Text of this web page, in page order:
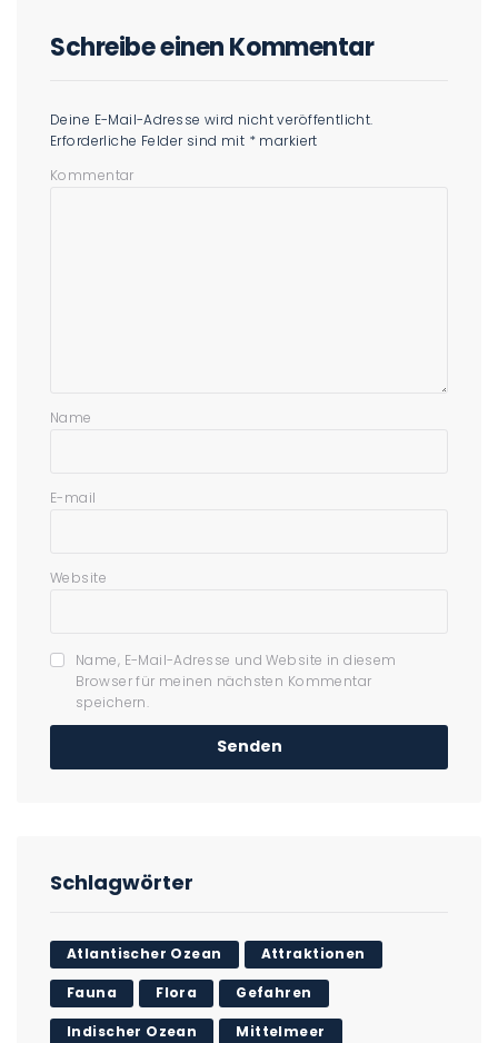
Schreibe einen Kommentar
Deine E-Mail-Adresse wird nicht veröffentlicht.
Erforderliche Felder sind mit * markiert
Kommentar
Name
E-mail
Website
Name, E-Mail-Adresse und Website in diesem
Browser für meinen nächsten Kommentar
speichern.
Schlagwörter
Atlantischer Ozean Attraktionen
Fauna Flora Gefahren
Indischer Ozean Mittelmeer